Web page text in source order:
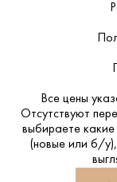
Все цены
Отсутствуют
выбираете какие
(новые или б/